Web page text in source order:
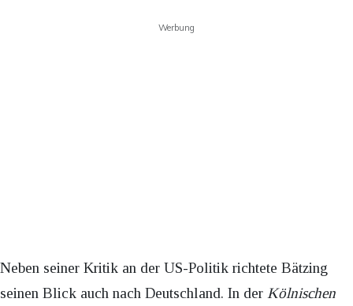
Werbung
Neben seiner Kritik an der US-Politik richtete Bätzing
seinen Blick auch nach Deutschland. In der Kölnischen